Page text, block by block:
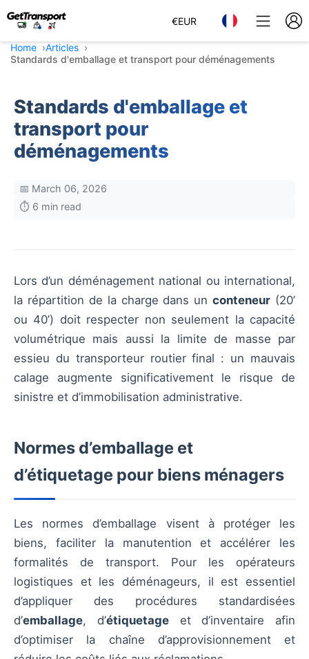
€EUR
Home
Articles
Standards d'emballage et transport pour déménagements
Standards d'emballage et
transport pour
déménagements
📅 March 06, 2026
⏱️ 6 min read
Lors d’un déménagement national ou international,
la répartition de la charge dans unconteneur (20’
ou 40’) doit respecter non seulement la capacité
volumétrique mais aussi la limite de masse par
essieu du transporteur routier final : un mauvais
calage augmente significativement le risque de
sinistre et d’immobilisation administrative.
Normes d’emballage et
d’étiquetage pour biens ménagers
Les normes d’emballage visent à protéger les
biens, faciliter la manutention et accélérer les
formalités de transport. Pour les opérateurs
logistiques et les déménageurs, il est essentiel
d’appliquer des procédures standardisées
d’emballage, d’étiquetageet d’inventaire afin
d’optimiser la chaîne d’approvisionnement et